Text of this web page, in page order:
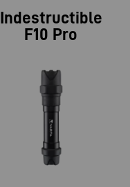
Indestructible
F10 Pro